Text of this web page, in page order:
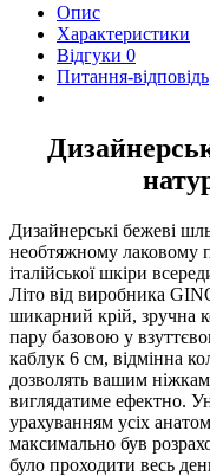
Опис
Характеристики
Відгуки 0
Питання-відповідь
Дизайнерські бежеві
необтяжному лаковому
італійської шкіри
Літо від виробника
шикарний крій, зручна
пару базовою у
каблук 6 см, відмінна
дозволять вашим
виглядатиме ефектно.
урахуванням усіх
максимально був
було проходити весь